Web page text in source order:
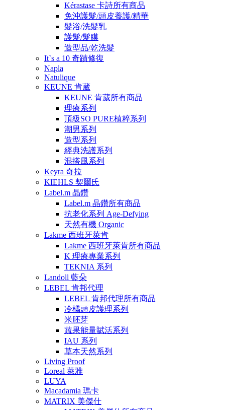
Kérastase 卡詩所有商品
免沖護髮/頭皮養護/精華
髮浴/洗髮乳
護髮/髮膜
造型品/乾洗髮
It`s a 10 奇蹟修復
Napla
Natulique
KEUNE 肯葳
KEUNE 肯葳所有商品
理療系列
頂級SO PURE植粹系列
潮男系列
造型系列
經典洗護系列
混搭風系列
Keyra 奇拉
KIEHLS 契爾氏
Label.m 晶鑽
Label.m 晶鑽所有商品
抗老化系列 Age-Defying
天然有機 Organic
Lakme 西班牙萊肯
Lakme 西班牙萊肯所有商品
K 理療專業系列
TEKNIA 系列
Landoll 藍朵
LEBEL 肯邦代理
LEBEL 肯邦代理所有商品
冷橘頭皮護理系列
米胚芽
蔬果能量賦活系列
IAU 系列
草本天然系列
Living Proof
Loreal 萊雅
LUYA
Macadamia 瑪卡
MATRIX 美傑仕